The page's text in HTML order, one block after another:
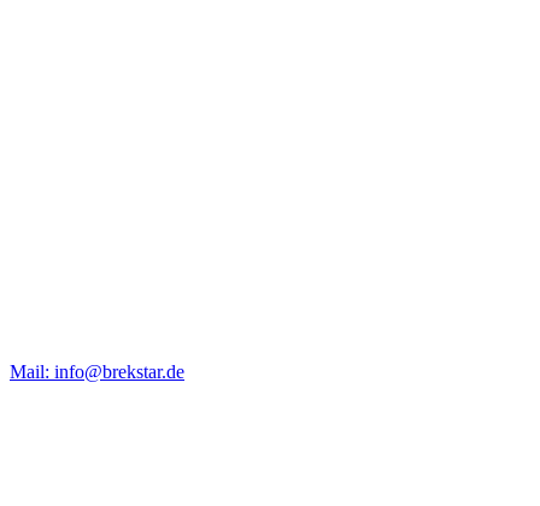
Mail: info@brekstar.de